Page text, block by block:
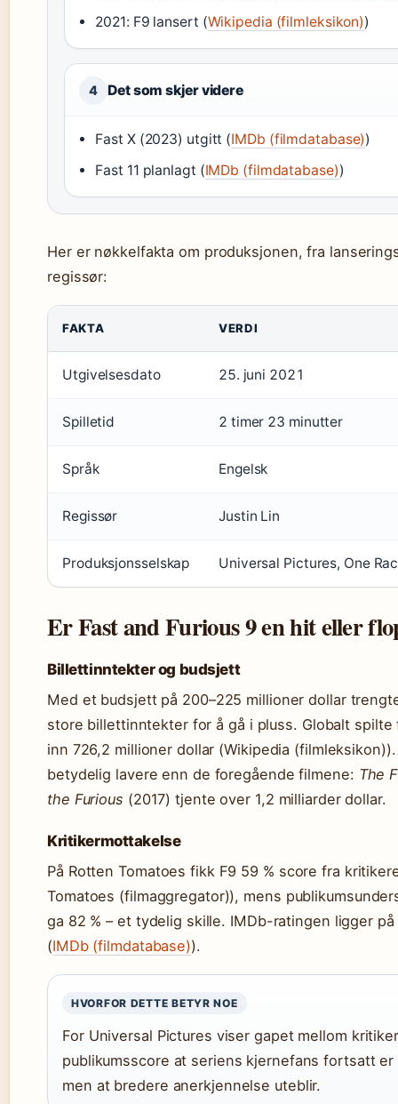
2021: F9 lansert (Wikipedia (filmleksikon))
4 Det som skjer videre
Fast X (2023) utgitt (IMDb (filmdatabase))
Fast 11 planlagt (IMDb (filmdatabase))
Her er nøkkelfakta om produksjonen, fra
regissør:
FAKTA VERDI
Utgivelsesdato 25. juni 2021
Spilletid 2 timer 23 minutter
Språk Engelsk
Regissør Justin Lin
Produksjonsselskap Universal Pictures, One
Er Fast and Furious 9 en hit eller
Billettinntekter og budsjett
Med et budsjett på 200–225 millioner dollar
store billettinntekter for å gå i pluss. Globalt spilte
inn 726,2 millioner dollar (Wikipedia
betydelig lavere enn de foregående filmene: The
the Furious (2017) tjente over 1,2 milliarder dollar.
Kritikermottakelse
På Rotten Tomatoes fikk F9 59 % score fra
Tomatoes (filmaggregator)), mens
ga 82 % – et tydelig skille. IMDb-ratingen ligger på
(IMDb (filmdatabase)).
HVORFOR DETTE BETYR NOE
For Universal Pictures viser gapet mellom
publikumsscore at seriens kjernefans fortsatt er
men at bredere anerkjennelse uteblir.